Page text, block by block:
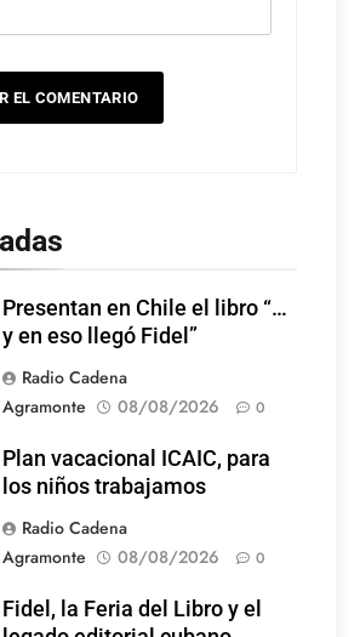
Presentan en Chile el libro “…
y en eso llegó Fidel”
Radio Cadena
Agramonte
08/08/2026 0
Plan vacacional ICAIC, para
los niños trabajamos
Radio Cadena
Agramonte
08/08/2026 0
Fidel, la Feria del Libro y el